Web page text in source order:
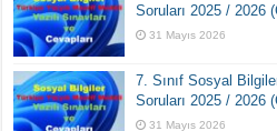
Soruları 2025 / 2026
31 Mayıs 2026
7. Sınıf Sosyal
Soruları 2025 / 2026
31 Mayıs 2026